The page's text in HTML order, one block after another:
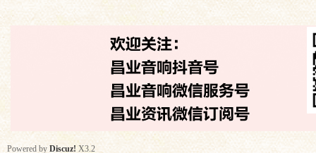
Powered by Discuz! X3.2